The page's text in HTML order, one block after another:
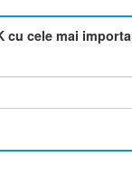
cu cele mai